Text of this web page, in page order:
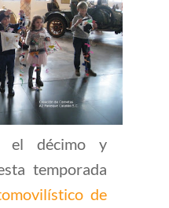
el décimo y
temporada
de